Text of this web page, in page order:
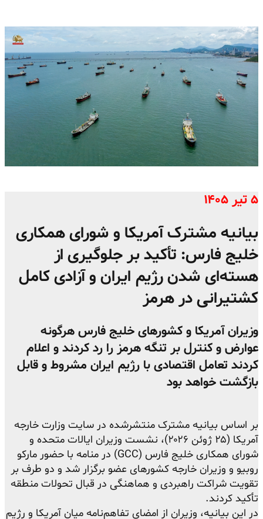
۵ تیر ۱۴۰۵
بیانیه مشترک آمریکا و شورای همکاری
خلیج فارس: تأکید بر جلوگیری از
هسته‌ای شدن رژیم ایران و آزادی کامل
کشتیرانی در هرمز
وزیران آمریکا و کشورهای خلیج فارس هرگونه
عوارض و کنترل بر تنگه هرمز را رد کردند و اعلام
کردند تعامل اقتصادی با رژیم ایران مشروط و قابل
بازگشت خواهد بود
بر اساس بیانیه مشترک منتشرشده در سایت وزارت خارجه
آمریکا (۲۵ ژوئن ۲۰۲۶)، نشست وزیران ایالات متحده و
شورای همکاری خلیج فارس (GCC) در منامه با حضور مارکو
روبیو و وزیران خارجه کشورهای عضو برگزار شد و دو طرف بر
تقویت شراکت راهبردی و هماهنگی در قبال تحولات منطقه
تأکید کردند.
در این بیانیه، وزیران از امضای تفاهم‌نامه میان آمریکا و رژیم